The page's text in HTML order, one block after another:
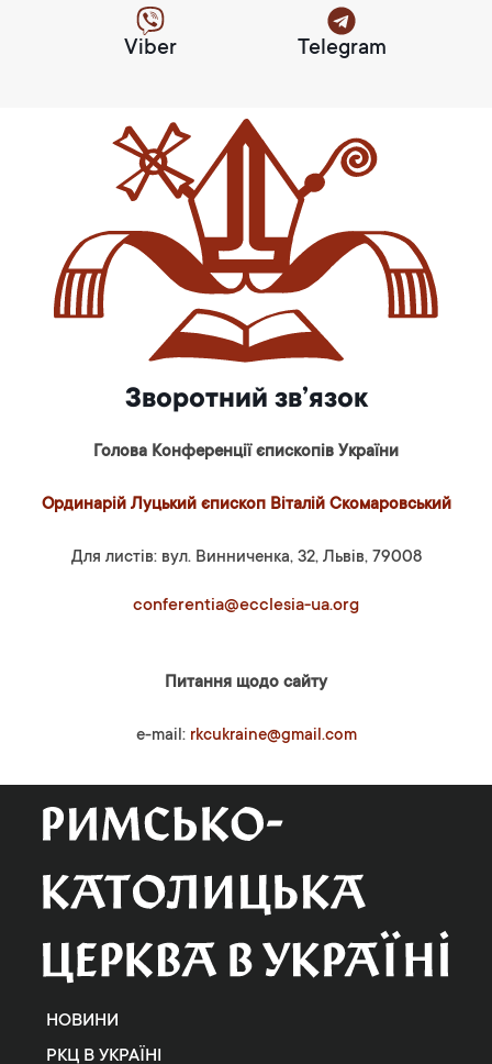
Viber Telegram
Зворотний зв’язок
Голова Конференції єпископів України
Ординарій Луцький єпископ Віталій Скомаровський
Для листів: вул. Винниченка, 32, Львів, 79008
conferentia@ecclesia-ua.org
Питання щодо сайту
e-mail: rkcukraine@gmail.com
НОВИНИ
РКЦ В УКРАЇНІ